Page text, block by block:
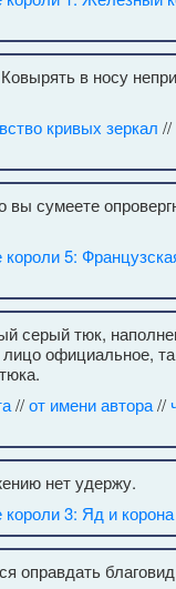
в носу
кривых зеркал //
сумеете
5:
серый тюк,
официальное,
//от имени автора//
нет удержу.
3: Яд и корона
оправдать